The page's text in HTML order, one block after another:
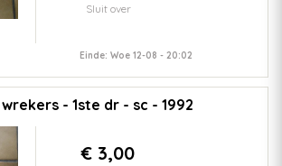
Sluit over
Einde: Woe 12-08 - 20:02
- 1ste dr - sc - 1992
€ 3,00